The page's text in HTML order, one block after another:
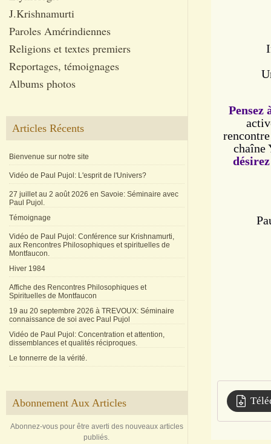
J.Krishnamurti
Paroles Amérindiennes
Religions et textes premiers
Reportages, témoignages
Albums photos
Articles Récents
Bienvenue sur notre site
Vidéo de Paul Pujol: L'esprit de l'Univers?
27 juillet au 2 août 2026 en Savoie: Séminaire avec
Paul Pujol.
Témoignage
Vidéo de Paul Pujol: Conférence sur Krishnamurti,
aux Rencontres Philosophiques et spirituelles de
Montfaucon.
Hiver 1984
Affiche des Rencontres Philosophiques et
Spirituelles de Montfaucon
19 au 20 septembre 2026 à TREVOUX: Séminaire
connaissance de soi avec Paul Pujol
Vidéo de Paul Pujol: Concentration et attention,
dissemblances et qualités réciproques.
Le tonnerre de la vérité.
Abonnement Aux Articles
Abonnez-vous pour être averti des nouveaux articles
publiés.
chaîne